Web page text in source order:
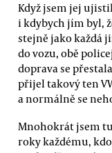
Když jsem jej
i kdybych jím byl,
stejně jako každá
do vozu, obě
doprava se
přijel takový ten
a normálně se
Mnohokrát jsem
roky každému,